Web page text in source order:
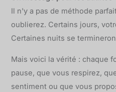
Il n'y a pas de méthode
oublierez. Certains jours,
Certaines nuits se
Mais voici la vérité : chaque
pause, que vous respirez,
sentiment ou que vous